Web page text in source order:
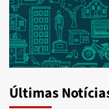
Últimas